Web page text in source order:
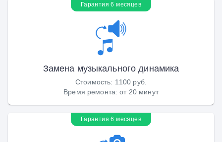
Гарантия 6 месяцев
Замена музыкального динамика
Стоимость: 1100 руб.
Время ремонта:от 20 минут
Гарантия 6 месяцев